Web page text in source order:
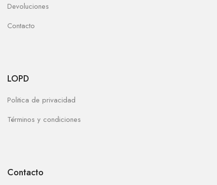
Devoluciones
Contacto
LOPD
Politica de privacidad
Términos y condiciones
Contacto